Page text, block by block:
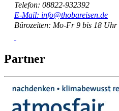
Telefon: 08822-932392
E-Mail: info@thobareisen.de
Bürozeiten: Mo-Fr 9 bis 18 Uhr
Partner